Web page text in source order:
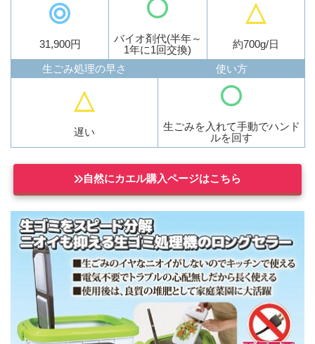
31,900円
バイオ剤代(半年～
1年に1回交換)
約700g/日
生ごみ処理の早さ
遅い
使い方
生ごみを入れて手動でハンド
ルを回す
自然にカエル購入ページはこちら